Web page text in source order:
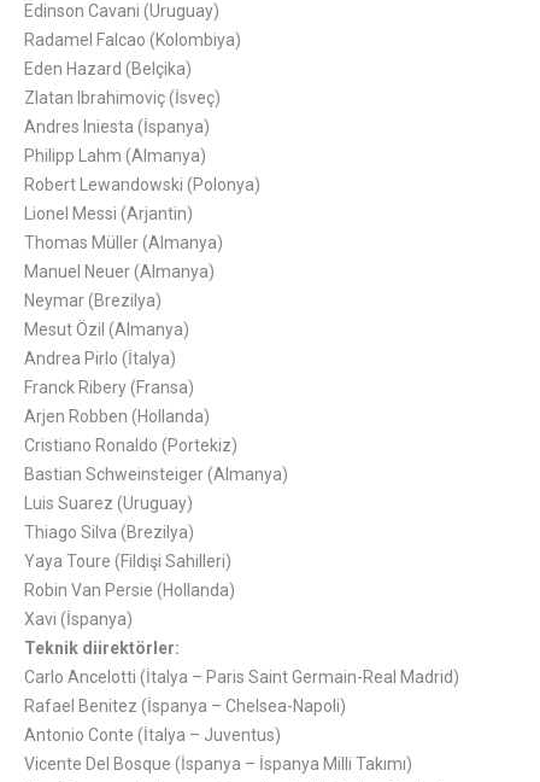
Edinson Cavani (Uruguay)
Radamel Falcao (Kolombiya)
Eden Hazard (Belçika)
Zlatan Ibrahimoviç (İsveç)
Andres Iniesta (İspanya)
Philipp Lahm (Almanya)
Robert Lewandowski (Polonya)
Lionel Messi (Arjantin)
Thomas Müller (Almanya)
Manuel Neuer (Almanya)
Neymar (Brezilya)
Mesut Özil (Almanya)
Andrea Pirlo (İtalya)
Franck Ribery (Fransa)
Arjen Robben (Hollanda)
Cristiano Ronaldo (Portekiz)
Bastian Schweinsteiger (Almanya)
Luis Suarez (Uruguay)
Thiago Silva (Brezilya)
Yaya Toure (Fildişi Sahilleri)
Robin Van Persie (Hollanda)
Xavi (İspanya)
Teknik diirektörler:
Carlo Ancelotti (İtalya – Paris Saint Germain-Real Madrid)
Rafael Benitez (İspanya – Chelsea-Napoli)
Antonio Conte (İtalya – Juventus)
Vicente Del Bosque (İspanya – İspanya Milli Takımı)